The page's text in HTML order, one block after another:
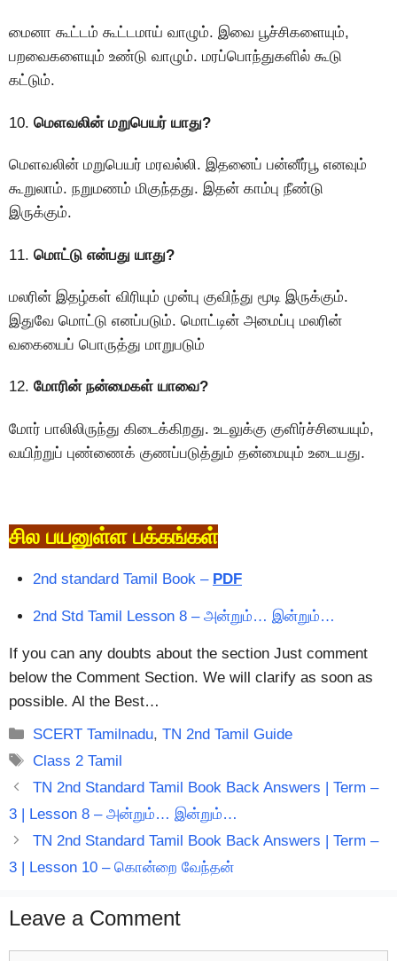
மைனா கூட்டம் கூட்டமாய் வாழும். இவை பூச்சிகளையும்,
பறவைகளையும் உண்டு வாழும். மரப்பொந்துகளில் கூடு
கட்டும்.
10. மெளவலின் மறுபெயர் யாது?
மெளவலின் மறுபெயர் மரவல்லி. இதனைப் பன்னீர்பூ எனவும்
கூறுலாம். நறுமணம் மிகுந்தது. இதன் காம்பு நீண்டு
இருக்கும்.
11. மொட்டு என்பது யாது?
மலரின் இதழ்கள் விரியும் முன்பு குவிந்து மூடி இருக்கும்.
இதுவே மொட்டு எனப்படும். மொட்டின் அமைப்பு மலரின்
வகையைப் பொருத்து மாறுபடும்
12. மோரின் நன்மைகள் யாவை?
மோர் பாலிலிருந்து கிடைக்கிறது. உடலுக்கு குளிர்ச்சியையும்,
வயிற்றுப் புண்ணைக் குணப்படுத்தும் தன்மையும் உடையது.
சில பயனுள்ள பக்கங்கள்
2nd standard Tamil Book – PDF
2nd Std Tamil Lesson 8 – அன்றும்… இன்றும்…
If you can any doubts about the section Just comment
below the Comment Section. We will clarify as soon as
possible. Al the Best…
Categories
SCERT Tamilnadu,TN 2nd Tamil Guide
Tags
Class 2 Tamil
TN 2nd Standard Tamil Book Back Answers | Term –
3 | Lesson 8 – அன்றும்… இன்றும்…
TN 2nd Standard Tamil Book Back Answers | Term –
3 | Lesson 10 – கொன்றை வேந்தன்
Leave a Comment